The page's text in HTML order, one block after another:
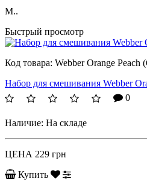
M..
Быстрый просмотр
Код товара: Webber Orange Peach
Набор для смешивания Webber
0
Наличие: На складе
ЦЕНА 229 грн
Купить